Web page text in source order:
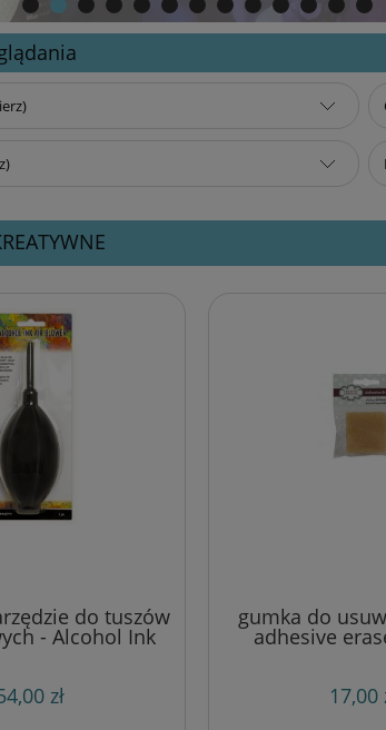
do tuszów
- Alcohol Ink
Blower
zł
gumka do
adhesive
17,00